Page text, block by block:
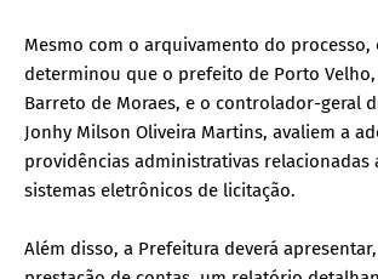
Mesmo com o arquivamento do processo,
determinou que o prefeito de Porto
Barreto de Moraes, e o controlador-geral
Jonhy Milson Oliveira Martins, avaliem a
providências administrativas relacionadas
sistemas eletrônicos de licitação.
Além disso, a Prefeitura deverá